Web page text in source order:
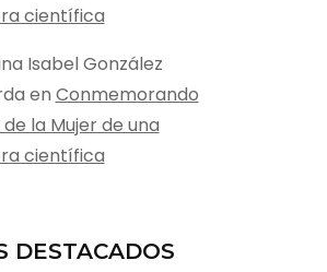
científica
Isabel González
en Conmemorando
la Mujer de una
científica
DESTACADOS